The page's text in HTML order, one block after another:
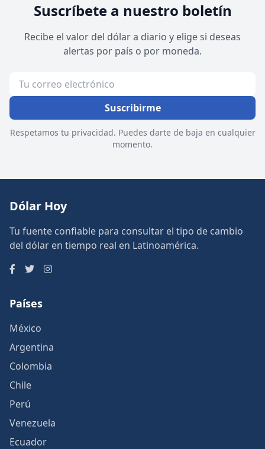
Suscríbete a nuestro boletín
Recibe el valor del dólar a diario y elige si deseas
alertas por país o por moneda.
Suscribirme
Respetamos tu privacidad. Puedes darte de baja en cualquier
momento.
Dólar Hoy
Tu fuente confiable para consultar el tipo de cambio
del dólar en tiempo real en Latinoamérica.
Países
México
Argentina
Colombia
Chile
Perú
Venezuela
Ecuador